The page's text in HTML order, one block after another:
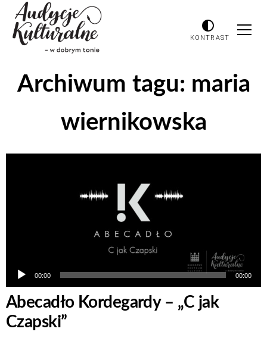
KONTRAST
Archiwum tagu: maria
wiernikowska
00:00 00:00
Abecadło Kordegardy – „C jak
Czapski”